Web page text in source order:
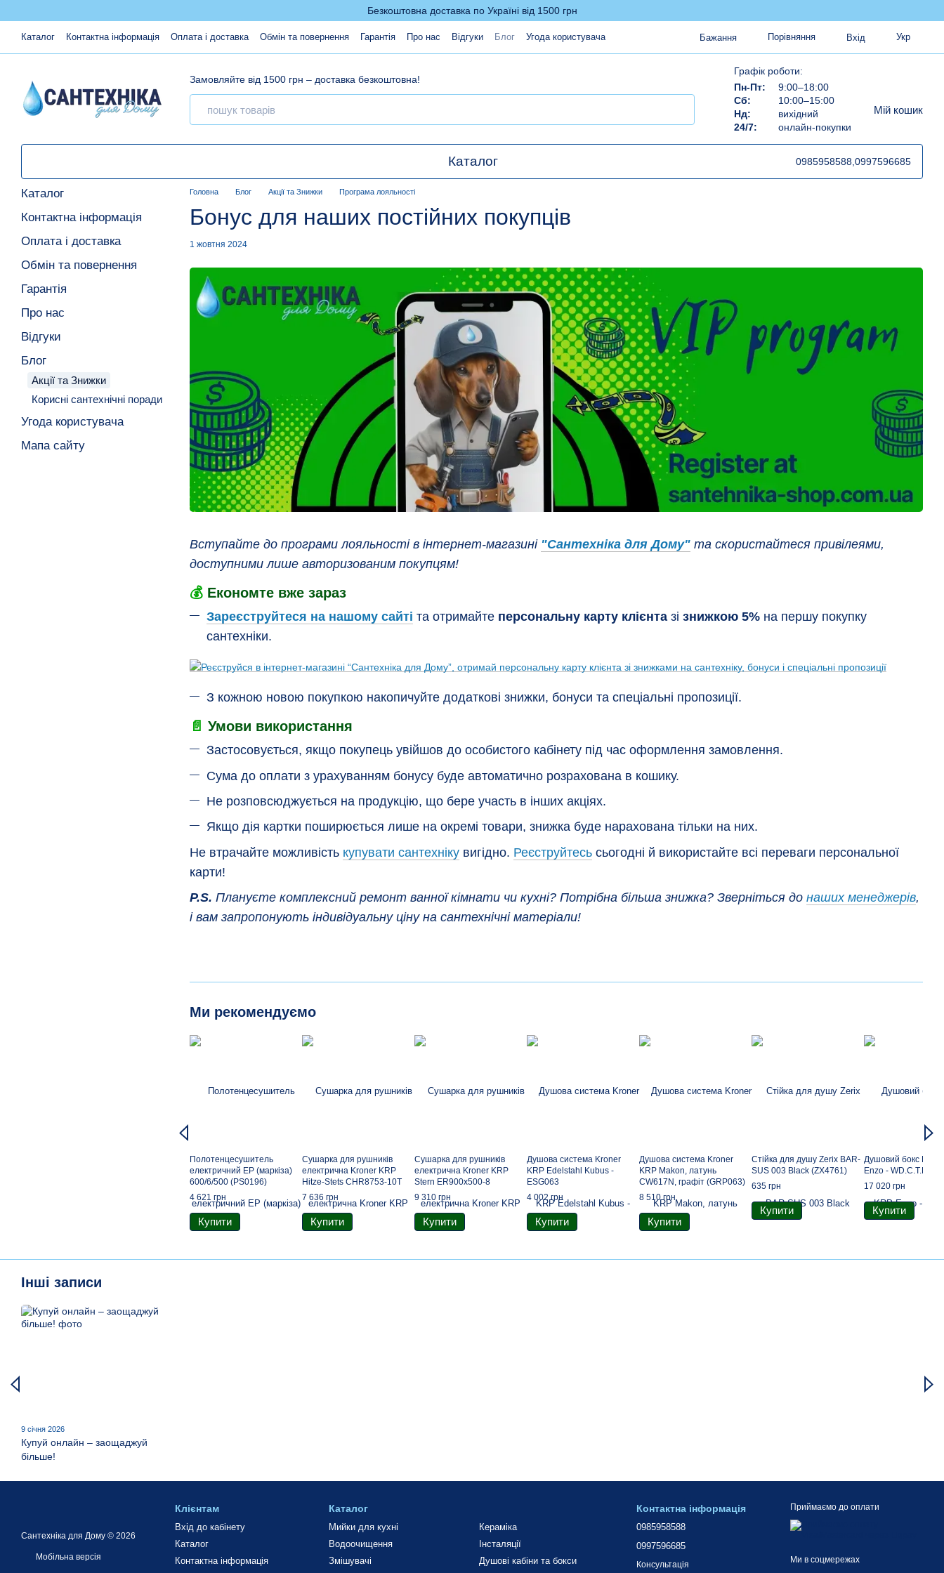
Безкоштовна доставка по Україні від 1500 грн
Каталог Контактна інформація Оплата і доставка Обмін та повернення Гарантія Про нас Відгуки Блог Угода користувача Бажання Порівняння Вхід Укр
Замовляйте від 1500 грн – доставка безкоштовна!
Графік роботи:
Пн-Пт:
9:00–18:00
Сб:
10:00–15:00
Нд:
вихідний
24/7:
онлайн-покупки
Мій кошик
Каталог 0985958588, 0997596685
Головна Блог Акції та Знижки Програма лояльності
Бонус для наших постійних покупців
1 жовтня 2024
Вступайте до програми лояльності в інтернет-магазині "Сантехніка для Дому" та скористайтеся привілеями,
доступними лише авторизованим покупцям!
💰 Економте вже зараз
Зареєструйтеся на нашому сайті та отримайте персональну карту клієнта зі знижкою 5% на першу покупку
сантехніки.
З кожною новою покупкою накопичуйте додаткові знижки, бонуси та спеціальні пропозиції.
📄 Умови використання
Застосовується, якщо покупець увійшов до особистого кабінету під час оформлення замовлення.
Сума до оплати з урахуванням бонусу буде автоматично розрахована в кошику.
Не розповсюджується на продукцію, що бере участь в інших акціях.
Якщо дія картки поширюється лише на окремі товари, знижка буде нарахована тільки на них.
Не втрачайте можливість купувати сантехніку вигідно. Реєструйтесь сьогодні й використайте всі переваги персональної
карти!
P.S. Плануєте комплексний ремонт ванної кімнати чи кухні? Потрібна більша знижка? Зверніться до наших менеджерів,
і вам запропонують індивідуальну ціну на сантехнічні матеріали!
Ми рекомендуємо
Полотенцесушитель
електричний EP (маркіза)
600/6/500 (PS0196)
4 621 грн
Купити
Сушарка для рушників
електрична Kroner KRP
Hitze-Stets CHR8753-10T
7 636 грн
Купити
Сушарка для рушників
електрична Kroner KRP
Stern ER900x500-8
9 310 грн
Купити
Душова система Kroner
KRP Edelstahl Kubus -
ESG063
4 002 грн
Купити
Душова система Kroner
KRP Makon, латунь
CW617N, графіт (GRP063)
8 510 грн
Купити
Стійка для душу Zerix BAR-
SUS 003 Black (ZX4761)
635 грн
Купити
Душовий бокс
Enzo - WD.C.T.F.
17 020 грн
Купити
Каталог
Контактна інформація
Оплата і доставка
Обмін та повернення
Гарантія
Про нас
Відгуки
Блог
Акції та Знижки
Корисні сантехнічні поради
Угода користувача
Мапа сайту
Інші записи
9 січня 2026
Купуй онлайн – заощаджуй
більше!
Сантехніка для Дому © 2026
Мобільна версія
Клієнтам
Вхід до кабінету
Каталог
Контактна інформація
Каталог
Мийки для кухні
Водоочищення
Змішувачі
Кераміка
Інсталяції
Душові кабіни та бокси
Контактна інформація
0985958588
0997596685
Консультація
Приймаємо до оплати
Ми в соцмережах